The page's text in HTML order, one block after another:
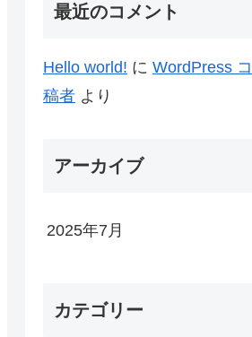
最近のコメント
Hello world! に WordPress
稿者 より
アーカイブ
2025年7月
カテゴリー